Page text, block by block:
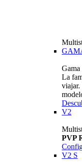
La
viajar.
V2
PVP
V2 S